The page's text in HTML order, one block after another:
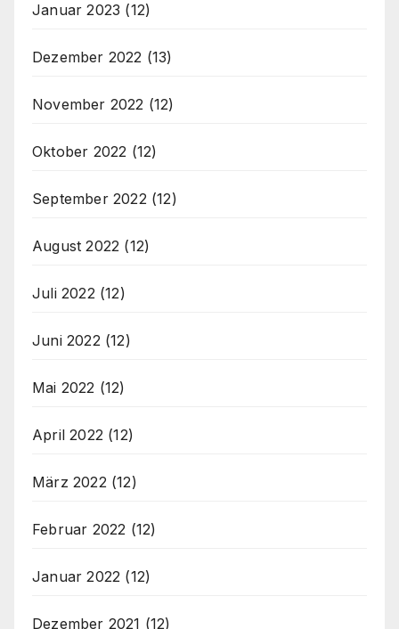
Januar 2023 (12)
Dezember 2022 (13)
November 2022 (12)
Oktober 2022 (12)
September 2022(12)
August 2022 (12)
Juli 2022(12)
Juni 2022(12)
Mai 2022 (12)
April 2022 (12)
März 2022(12)
Februar 2022 (12)
Januar 2022 (12)
Dezember 2021 (12)